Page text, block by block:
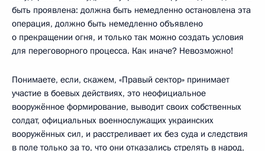
быть проявлена: должна быть немедленно остановлена эта
операция, должно быть немедленно объявлено
о прекращении огня, и только так можно создать условия
для переговорного процесса. Как иначе? Невозможно!
Понимаете, если, скажем, «Правый сектор» принимает
участие в боевых действиях, это неофициальное
вооружённое формирование, выводит своих собственных
солдат, официальных военнослужащих украинских
вооружённых сил, и расстреливает их без суда и следствия
в поле только за то, что они отказались стрелять в народ,